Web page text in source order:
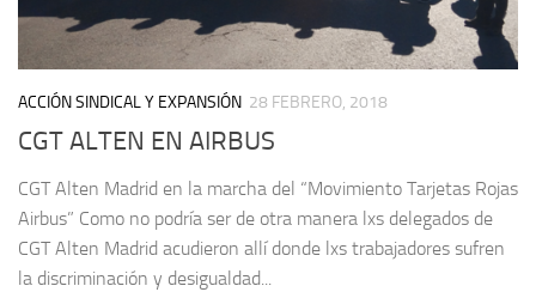
ACCIÓN SINDICAL Y EXPANSIÓN 28 FEBRERO, 2018
CGT ALTEN EN AIRBUS
CGT Alten Madrid en la marcha del “Movimiento Tarjetas Rojas
Airbus” Como no podría ser de otra manera lxs delegados de
CGT Alten Madrid acudieron allí donde lxs trabajadores sufren
la discriminación y desigualdad...